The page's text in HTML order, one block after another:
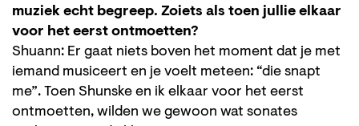
muziek echt begreep. Zoiets als toen jullie elkaar
voor het eerst ontmoetten?
Shuann: Er gaat niets boven het moment dat je met
iemand musiceert en je voelt meteen: “die snapt
me”. Toen Shunske en ik elkaar voor het eerst
ontmoetten, wilden we gewoon wat sonates